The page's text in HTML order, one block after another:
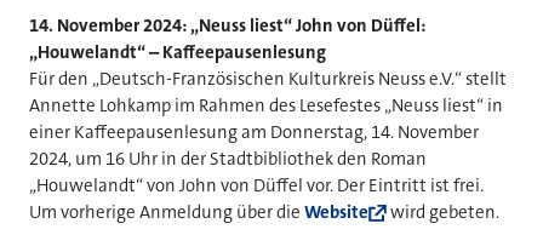
14. November 2024: „Neuss liest“ John von Düffel:
„Houwelandt“ – Kaffeepausenlesung
Für den „Deutsch-Französischen Kulturkreis Neuss e.V.“ stellt
Annette Lohkamp im Rahmen des Lesefestes „Neuss liest“ in
einer Kaffeepausenlesung am Donnerstag, 14. November
2024, um 16 Uhr in der Stadtbibliothek den Roman
„Houwelandt“ von John von Düffel vor. Der Eintritt ist frei.
Um vorherige Anmeldung über die Website wird gebeten.